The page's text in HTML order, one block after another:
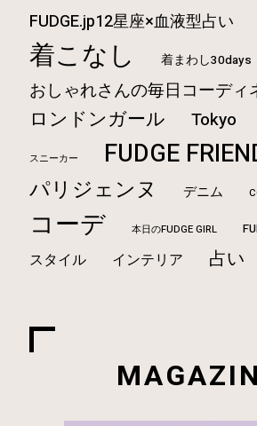
FUDGE.jp12星座×血液型占い
着こなし 着まわし30days
おしゃれさんの毎日コーディ
ロンドンガール Tokyo
スニーカー FUDGE
パリジェンヌ デニム
コーデ 本日のFUDGE GIRL
スタイル インテリア 占い